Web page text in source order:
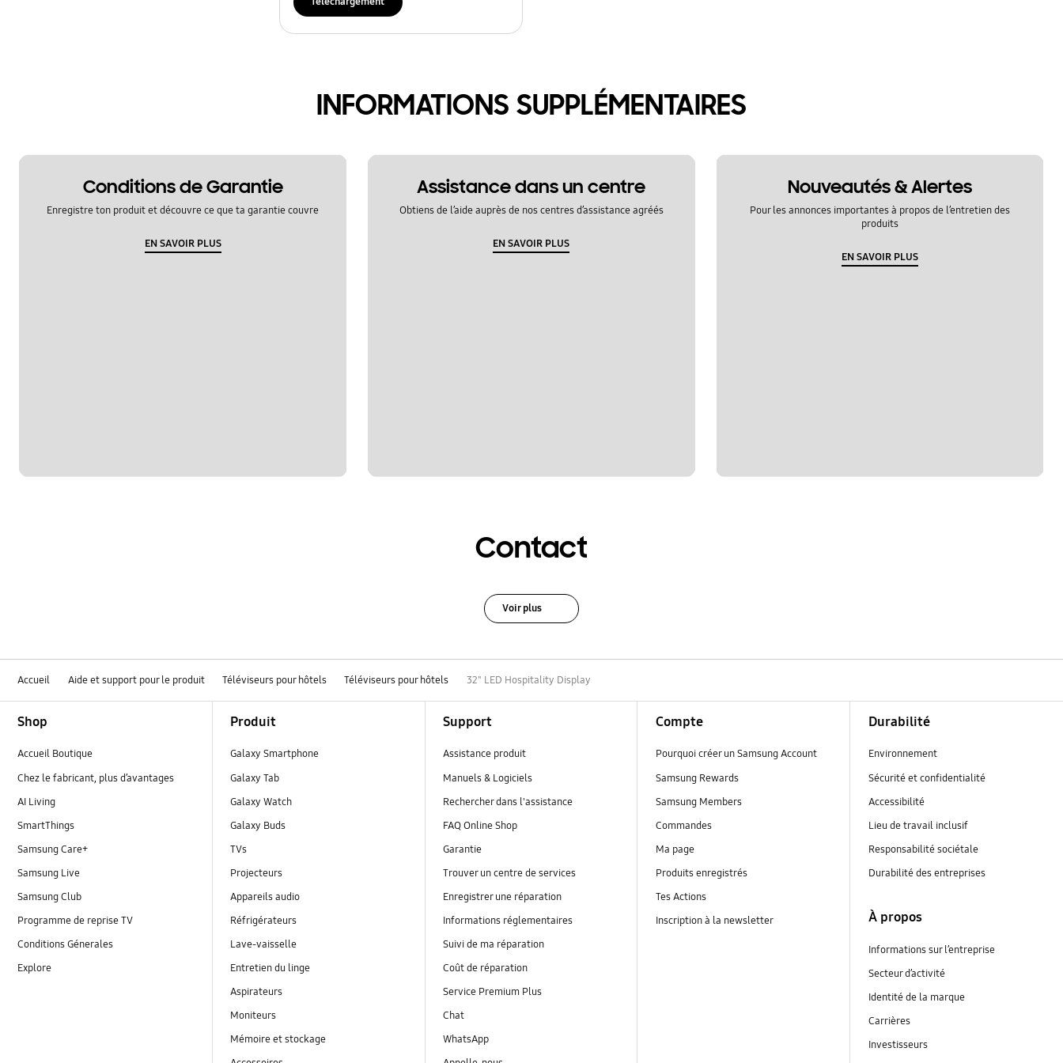
INFORMATIONS SUPPLÉMENTAIRES
Conditions de Garantie
Enregistre ton produit et découvre ce que ta garantie couvre
EN SAVOIR PLUS
Assistance dans un centre
Obtiens de l’aide auprès de nos centres d’assistance agréés
EN SAVOIR PLUS
Nouveautés & Alertes
Pour les annonces importantes à propos de l’entretien des
produits
EN SAVOIR PLUS
Contact
Voir plus
Accueil Aide et support pour le produit Téléviseurs pour hôtels Téléviseurs pour hôtels 32" LED Hospitality Display
Shop
Accueil Boutique
Chez le fabricant, plus d’avantages
AI Living
SmartThings
Samsung Care+
Samsung Live
Samsung Club
Programme de reprise TV
Conditions Génerales
Explore
Produit
Galaxy Smartphone
Galaxy Tab
Galaxy Watch
Galaxy Buds
TVs
Projecteurs
Appareils audio
Réfrigérateurs
Lave-vaisselle
Entretien du linge
Aspirateurs
Moniteurs
Mémoire et stockage
Support
Assistance produit
Manuels & Logiciels
Rechercher dans l'assistance
FAQ Online Shop
Garantie
Trouver un centre de services
Enregistrer une réparation
Informations réglementaires
Suivi de ma réparation
Coût de réparation
Service Premium Plus
Chat
WhatsApp
Compte
Pourquoi créer un Samsung Account
Samsung Rewards
Samsung Members
Commandes
Ma page
Produits enregistrés
Tes Actions
Inscription à la newsletter
Durabilité
Environnement
Sécurité et confidentialité
Accessibilité
Lieu de travail inclusif
Responsabilité sociétale
Durabilité des entreprises
À propos
Informations sur l’entreprise
Secteur d’activité
Identité de la marque
Carrières
Investisseurs